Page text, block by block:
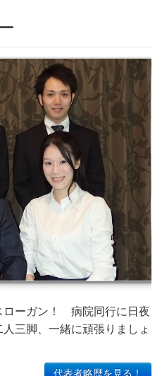
ローガン！ 病院同行に日夜
三脚、一緒に頑張りましょ
代表者略歴を見る！